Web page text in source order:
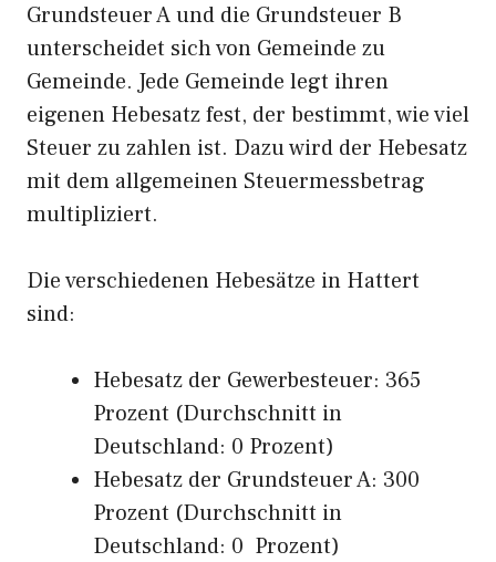
Grundsteuer A und die Grundsteuer B
unterscheidet sich von Gemeinde zu
Gemeinde. Jede Gemeinde legt ihren
eigenen Hebesatz fest, der bestimmt, wie viel
Steuer zu zahlen ist. Dazu wird der Hebesatz
mit dem allgemeinen Steuermessbetrag
multipliziert.
Die verschiedenen Hebesätze in Hattert
sind:
Hebesatz der Gewerbesteuer: 365
Prozent (Durchschnitt in
Deutschland: 0 Prozent)
Hebesatz der Grundsteuer A: 300
Prozent (Durchschnitt in
Deutschland: 0 Prozent)